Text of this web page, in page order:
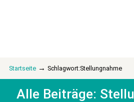
Startseite → Schlagwort:Stellungnahme
Alle Beiträge: